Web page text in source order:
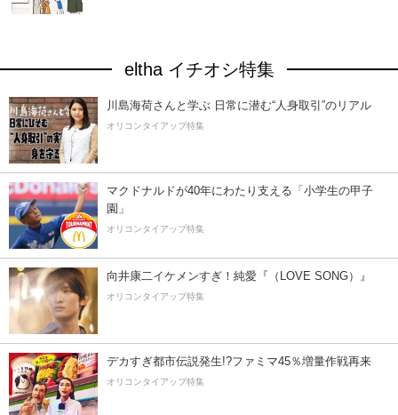
eltha イチオシ特集
川島海荷さんと学ぶ 日常に潜む“人身取引”のリアル
オリコンタイアップ特集
マクドナルドが40年にわたり支える「小学生の甲子
園」
オリコンタイアップ特集
向井康二イケメンすぎ！純愛『（LOVE SONG）』
オリコンタイアップ特集
デカすぎ都市伝説発生!?ファミマ45％増量作戦再来
オリコンタイアップ特集